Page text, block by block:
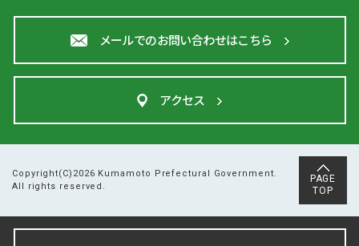
メールでのお問い合わせはこちら
アクセス
Copyright(C)2026 Kumamoto Prefectural Government.
All rights reserved.
PAGE
TOP